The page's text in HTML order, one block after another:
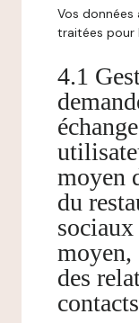
Vos
traitées pour
4.1
moyen
du
moyen,
des